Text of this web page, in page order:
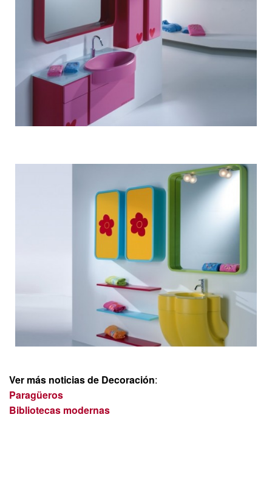
Ver más noticias de Decoración:
Paragüeros
Bibliotecas modernas